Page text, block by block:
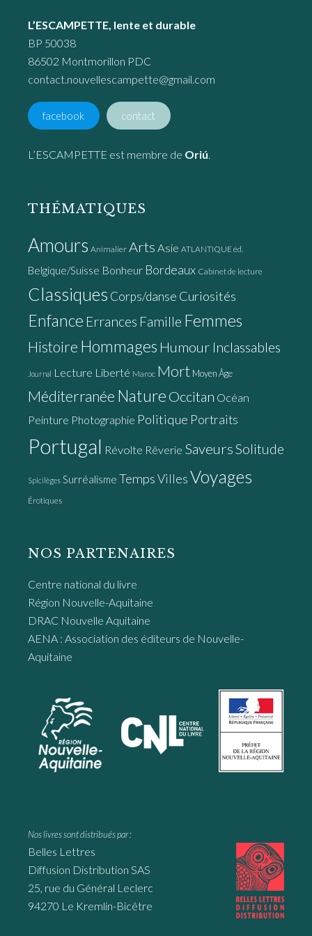
L’ESCAMPETTE, lente et durable
BP 50038
86502 Montmorillon PDC
contact.nouvellescampette@gmail.com
facebook contact
L’ESCAMPETTE est membre de Oriú
THÉMATIQUES
Amours Animalier Arts Asie ATLANTIQUE éd.
Belgique/Suisse Bonheur Bordeaux Cabinet de lecture
Classiques Corps/danse Curiosités
Enfance Errances Famille Femmes
Histoire Hommages Humour Inclassables
Journal Lecture Liberté Maroc Mort Moyen Âge
Méditerranée Nature Occitan Océan
Peinture Photographie Politique Portraits
Portugal Révolte Rêverie Saveurs Solitude
Spicilèges Surréalisme TempsVillesVoyages
Érotiques
NOS PARTENAIRES
Centre national du livre
Région Nouvelle-Aquitaine
DRAC Nouvelle Aquitaine
AENA : Association des éditeurs de Nouvelle-
Aquitaine
Nos livres sont distribués par :
Belles Lettres
Diffusion Distribution SAS
25, rue du Général Leclerc
94270 Le Kremlin-Bicêtre